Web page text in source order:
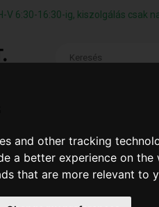
and other tracking
a better experience on the
that are more relevant to
V 6:30-16:30-ig, kiszolgálás csak